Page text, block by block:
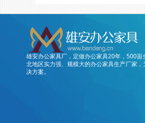
雄安办公家具厂，定做办公家具20年，500亩
北地区实力强、规模大的办公家具生产厂家
决方案。